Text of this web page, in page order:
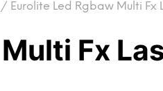
/ Eurolite Led Rgbaw Multi Fx
Fx